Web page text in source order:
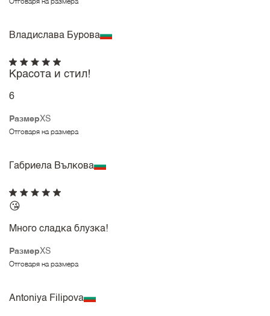
Отговаря на размера
Владислава Бурова
РазмерXS
Отговаря на размера
Красота и стил!
6
Габриела Вълкова
РазмерXS
Отговаря на размера
😘
Много сладка блузка!
Antoniya Filipova